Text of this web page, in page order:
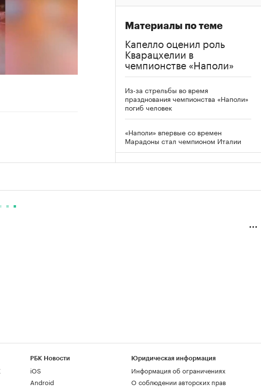
Материалы по теме
Капелло оценил роль
Кварацхелии в
чемпионстве «Наполи»
Из-за стрельбы во время
празднования чемпионства «Наполи»
погиб человек
«Наполи» впервые со времен
Марадоны стал чемпионом Италии
РБК Новости
iOS
Android
Юридическая информация
Информация об ограничениях
О соблюдении авторских прав